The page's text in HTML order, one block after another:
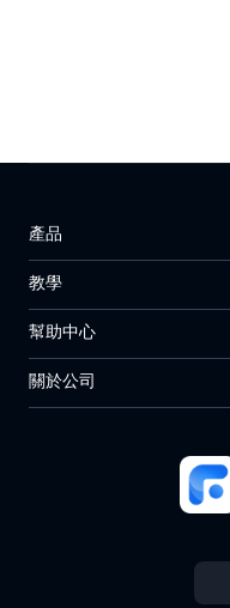
產品
教學
幫助中心
關於公司